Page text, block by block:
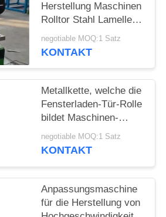
Herstellung Maschinen
Rolltor Stahl Lamellen
Walzenformmaschine
negotiable MOQ:1 Satz
KONTAKT
Metallkette, welche die
Fensterladen-Tür-Rolle
bildet Maschinen-
Geschwindigkeit 20-
30m/Min fährt
negotiable MOQ:1 Satz
KONTAKT
Anpassungsmaschine
für die Herstellung von